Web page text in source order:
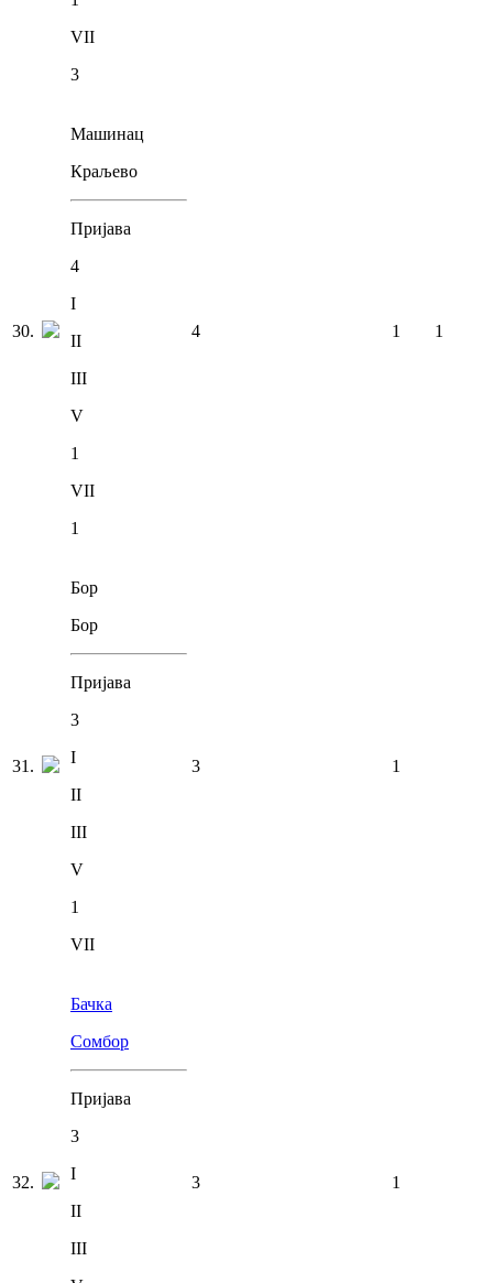
VII
3
30.
Машинац
Краљево
Пријава
4
I
II
III
V
1
VII
1
4 1 1
31 .
Бор
Бор
Пријава
3
I
II
III
V
1
VII
3 1
32.
Бачка
Сомбор
Пријава
3
I
II
III
3 1